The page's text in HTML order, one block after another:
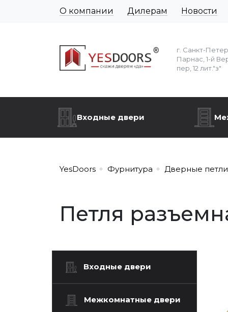
О компании Дилерам Новости
г. Санкт-
Парнас, 1-й
пер, 12 лит."з"
Входные двери
YesDoors Фурнитура Дверные петли
Петля
Входные двери
Межкомнатные двери